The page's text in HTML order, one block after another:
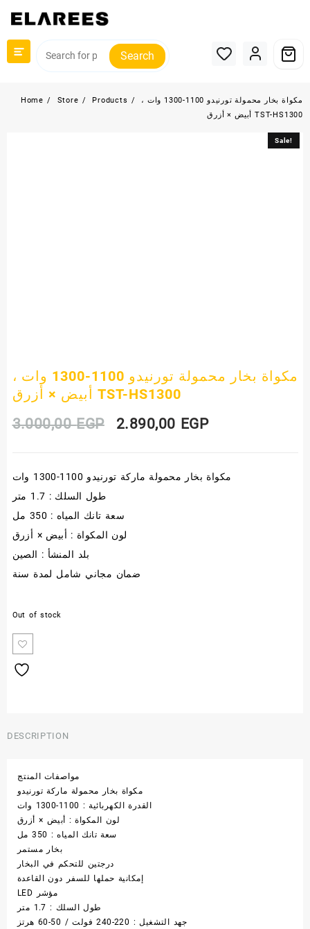
Search
Home Store Products
مكواة بخار محمولة تورنيدو 1100-1300 وات ،
أبيض × أزرق TST-HS1300
Sale!
مكواة بخار محمولة تورنيدو 1100-1300 وات ،
أبيض × أزرق TST-HS1300
3.000,00EGP
Original
was:
2.890,00 EGPCurrent
is:
مكواة بخار محمولة ماركة تورنيدو 1100-1300 وات
طول السلك : 1.7 متر
سعة تانك المياه : 350 مل
لون المكواة : أبيض × أزرق
بلد المنشأ : الصين
ضمان مجاني شامل لمدة سنة
Out of stock
Sale!
DESCRIPTION
مواصفات المنتج
مكواة بخار محمولة ماركة تورنيدو
القدرة الكهربائية : 1100-1300 وات
لون المكواة : أبيض × أزرق
سعة تانك المياه : 350 مل
بخار مستمر
درجتين للتحكم في البخار
إمكانية حملها للسفر دون القاعدة
مؤشر LED
طول السلك : 1.7 متر
جهد التشغيل : 220-240 فولت / 50-60 هرتز